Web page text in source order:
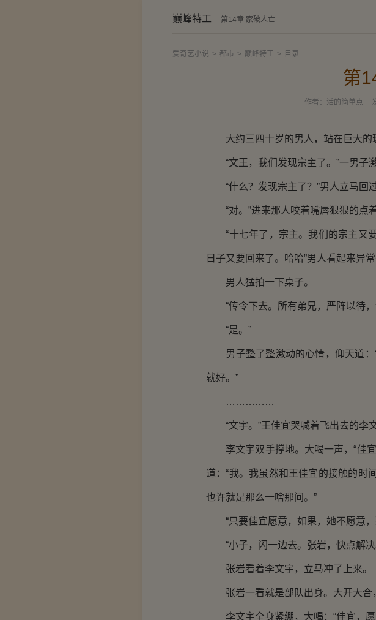
巅峰特工 第14章 家破人亡
爱奇艺小说 > 都市 > 巅峰特工 > 目录
第
作者： 活的简单点
大约三四十岁的男人，站在巨大的
“文王，我们发现宗主了。”一男子激
“什么？发现宗主了？”男人立马回
“对。”进来那人咬着嘴唇狠狠的点着
“十七年了，宗主。我们的宗主又要
日子又要回来了。哈哈”男人看起来异
男人猛拍一下桌子。
“传令下去。所有弟兄，严阵以待，
“是。”
男子整了整激动的心情，仰天道：“
就好。”
……………
“文宇。”王佳宜哭喊着飞出去的李文
李文宇双手撑地。大喝一声，“佳宜
道：“我。我虽然和王佳宜的接触的时
也许就是那么一啥那间。”
“只要佳宜愿意，如果，她不愿意，
“小子，闪一边去。张岩，快点解决
张岩看着李文宇，立马冲了上来。
张岩一看就是部队出身。大开大合
李文宇全身紧绷，大喝：“佳宜，愿